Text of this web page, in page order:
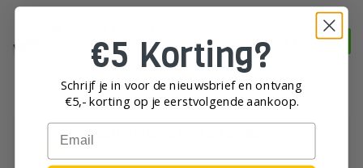
240 cm
Op voorraad
€84,16
Heeft u vragen over dit product?
€5 Korting?
Schrijf je in voor de nieuwsbrief en ontvang
€5,- korting op je eerstvolgende aankoop.
Email